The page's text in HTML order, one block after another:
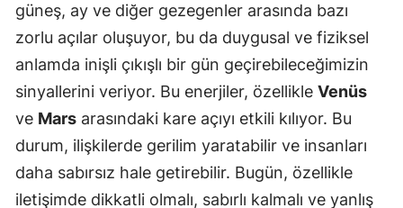
güneş, ay ve diğer gezegenler arasında bazı
zorlu açılar oluşuyor, bu da duygusal ve fiziksel
anlamda inişli çıkışlı bir gün geçirebileceğimizin
sinyallerini veriyor. Bu enerjiler, özellikle Venüs
ve Mars arasındaki kare açıyı etkili kılıyor. Bu
durum, ilişkilerde gerilim yaratabilir ve insanları
daha sabırsız hale getirebilir. Bugün, özellikle
iletişimde dikkatli olmalı, sabırlı kalmalı ve yanlış